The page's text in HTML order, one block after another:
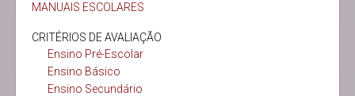
MANUAIS ESCOLARES
CRITÉRIOS DE AVALIAÇÃO
Ensino Pré-Escolar
Ensino Básico
Ensino Secundário